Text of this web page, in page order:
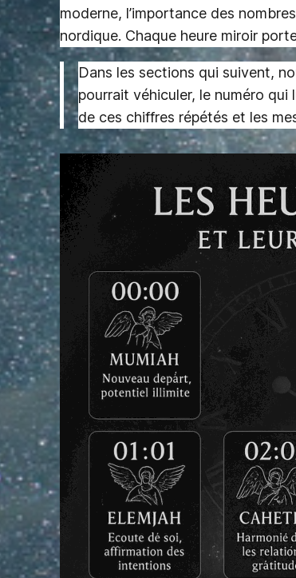
moderne, l’importance des
nordique. Chaque heure miroir
Dans les sections qui suivent,
pourrait véhiculer, le numéro qui
de ces chiffres répétés et les